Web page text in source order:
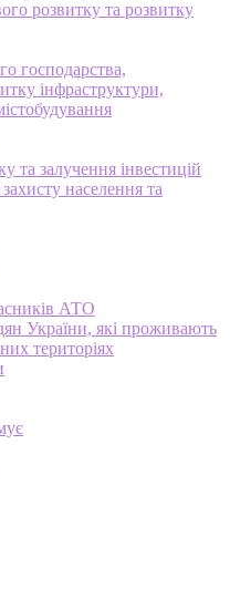
розвитку та розвитку
господарства,
інфраструктури,
та залучення інвестицій
населення та
АТО
України, які проживають
територіях